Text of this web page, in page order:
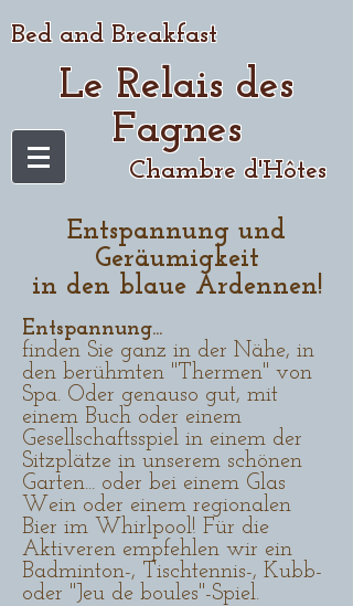
Bed and Breakfast
Chambre d'Hôtes
Le Relais des
Fagnes
Entspannung und
Geräumigkeit
in den blaue Ardennen!
Entspannung...
finden Sie ganz in der Nähe, in
den berühmten "Thermen" von
Spa. Oder genauso gut, mit
einem Buch oder einem
Gesellschaftsspiel in einem der
Sitzplätze in unserem schönen
Garten... oder bei einem Glas
Wein oder einem regionalen
Bier im Whirlpool! Für die
Aktiveren empfehlen wir ein
Badminton-, Tischtennis-, Kubb-
oder "Jeu de boules"-Spiel.